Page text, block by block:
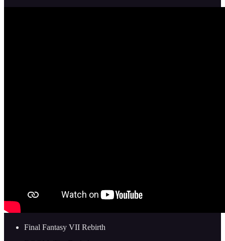
Final Fantasy VII Rebirth